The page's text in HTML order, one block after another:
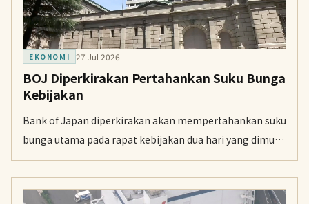
EKONOMI 27 Jul 2026
BOJ Diperkirakan Pertahankan Suku Bunga
Kebijakan
Bank of Japan diperkirakan akan mempertahankan suku
bunga utama pada rapat kebijakan dua hari yang dimulai
Kamis, sambil menyusun proyeksi terbaru ekonomi dan
harga.